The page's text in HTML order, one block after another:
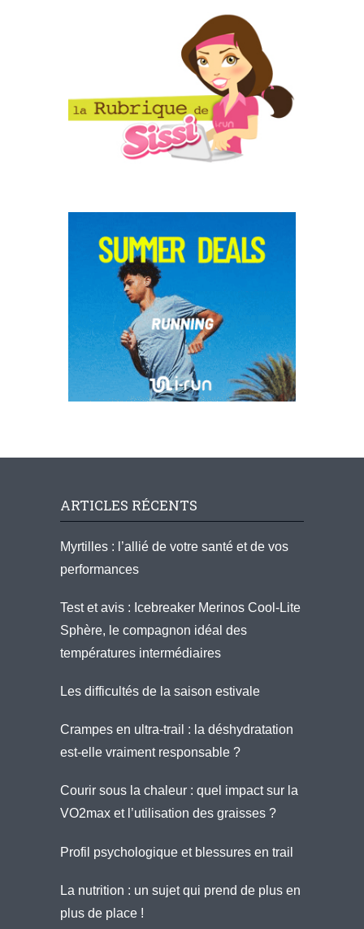
ARTICLES RÉCENTS
Myrtilles : l’allié de votre santé et de vos
performances
Test et avis : Icebreaker Merinos Cool-Lite
Sphère, le compagnon idéal des
températures intermédiaires
Les difficultés de la saison estivale
Crampes en ultra-trail : la déshydratation
est-elle vraiment responsable ?
Courir sous la chaleur : quel impact sur la
VO2max et l’utilisation des graisses ?
Profil psychologique et blessures en trail
La nutrition : un sujet qui prend de plus en
plus de place !